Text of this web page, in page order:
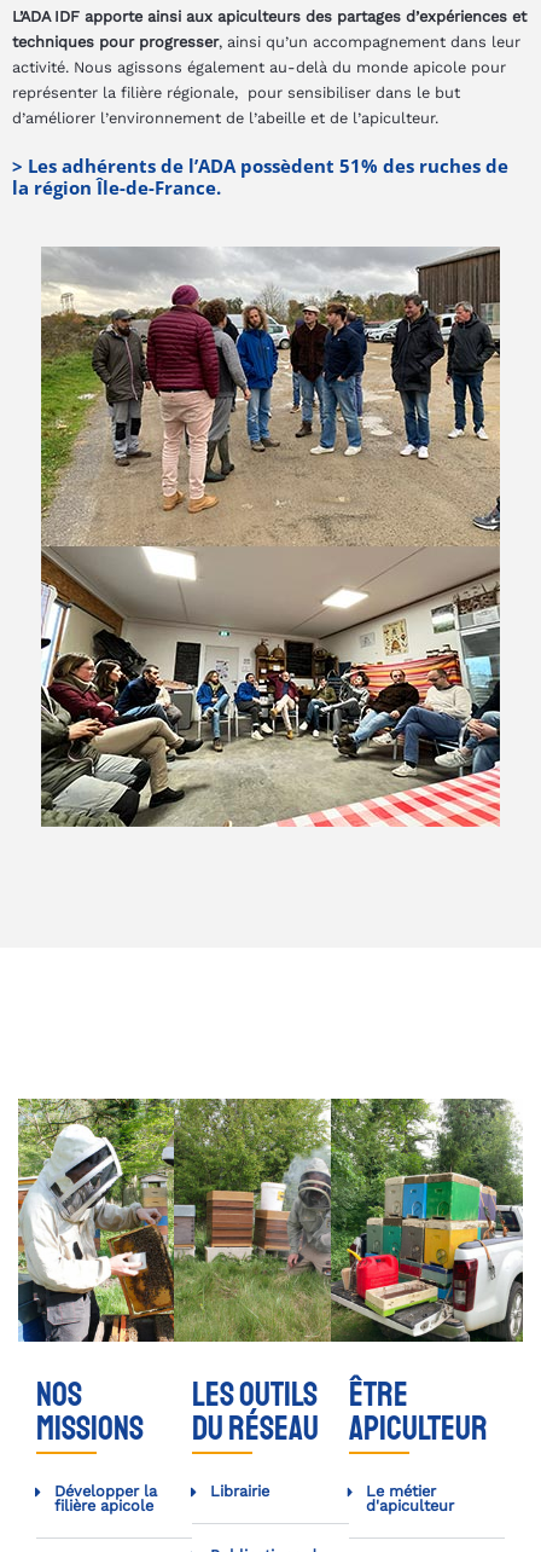
L’ADA IDF apporte ainsi aux apiculteurs des partages d’expériences et
techniques pour progresser, ainsi qu’un accompagnement dans leur
activité. Nous agissons également au-delà du monde apicole pour
représenter la filière régionale, pour sensibiliser dans le but
d’améliorer l’environnement de l’abeille et de l’apiculteur.
> Les adhérents de l’ADA possèdent 51% des ruches de
la région Île-de-France.
nos
missions
Développer la
filière apicole
Les outils
du réseau
Librairie
Être
apiculteur
Le métier
d'apiculteur